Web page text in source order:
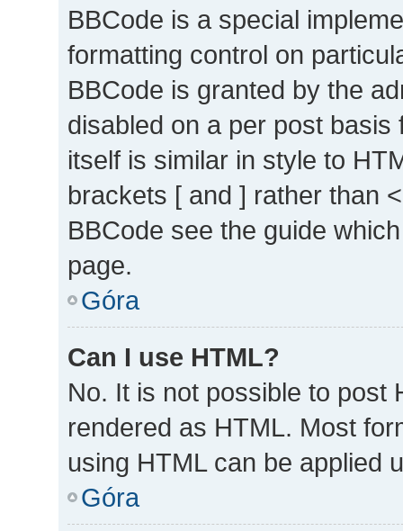
BBCode is a special
formatting control on
BBCode is granted by the
disabled on a per post
itself is similar in style to
brackets [ and ] rather than
BBCode see the guide
page.
Góra
Can I use HTML?
No. It is not possible to post
rendered as HTML. Most
using HTML can be applied
Góra